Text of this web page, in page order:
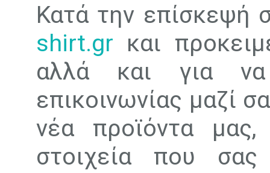
Κατά την επίσκεψή
shirt.gr και
αλλά και για να
επικοινωνίας μαζί
νέα προϊόντα
στοιχεία που